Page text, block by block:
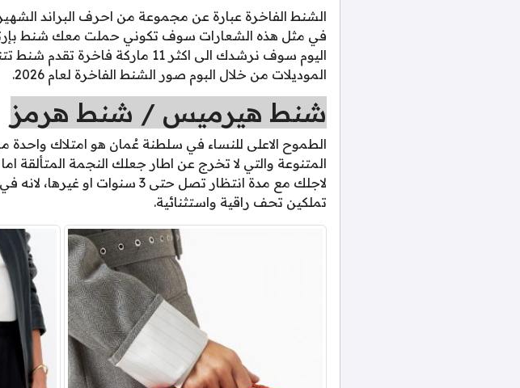
الشنط الفاخرة عبارة عن مجموعة من احرف البراند
في مثل هذه الشعارات سوف تكوني حملت معك شنط بإرثها
اليوم سوف نرشدك الى اكثر 11
الموديلات من خلال البوم صور الشنط الفاخرة لعام 2026.
شنط هيرميس / شنط هرمز
الطموح الاعلى للنساء في سلطنة عُمان هو امتلاك
المتنوعة والتي لا تخرج عن اطار جعلك النجمة المتألقة
لاجلك مع مدة انتظار تصل حتى 3
تملكين تحف راقية واستثنائية.